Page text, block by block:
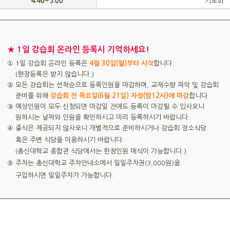
★ 1일 강습회 온라인 등록시 기억하세요!
① 1일 강습회 온라인 등록은 4월 30일(월)부터 시작합니다.
(현장등록은 받지 않습니다.)
② 모든 강습회는 선착순으로 등록인원을 마감하며, 교재수량 파악 및 강습회
준비를 위해 강습회 전 목요일(6월 21일) 자정(밤12시)에 마감합니다.
③ 예상인원이 모두 신청되면 마감일 전에도 등록이 마감될 수 있사오니
원하시는 날짜와 인원을 확인하시고 미리 등록하시기 바랍니다.
④ 중식은 제공되지 않사오니 개별적으로 준비하시거나 강습회 장소식당
혹은 주변 식당을 이용하시기 바랍니다.
(총신대학교 종합관 식당에서는 한정인원 매식이 가능합니다.)
⑤ 주차는 총신대학교 주차안내소에서 일일주차권(3,000원)을
구입하시면 일일주차가 가능합니다.